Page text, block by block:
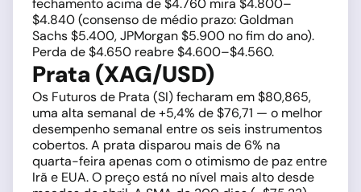
fechamento acima de $4.760 mira $4.800–
$4.840 (consenso de médio prazo: Goldman
Sachs $5.400, JPMorgan $5.900 no fim do ano).
Perda de $4.650 reabre $4.600–$4.560.
Prata (XAG/USD)
Os Futuros de Prata (SI) fecharam em $80,865,
uma alta semanal de +5,4% de $76,71 — o melhor
desempenho semanal entre os seis instrumentos
cobertos. A prata disparou mais de 6% na
quarta-feira apenas com o otimismo de paz entre
Irã e EUA. O preço está no nível mais alto desde